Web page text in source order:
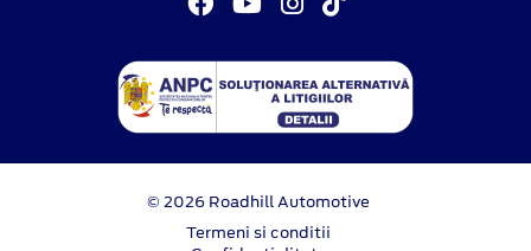
© 2026 Roadhill Automotive
Termeni si conditii